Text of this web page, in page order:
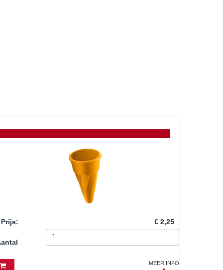
Prijs: € 2,25
MEER INFO